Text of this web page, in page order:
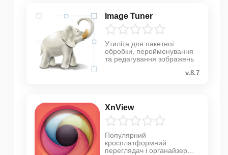
Image Tuner
Утиліта для пакетної
обробки, перейменування
та редагування зображень
v.8.7
XnView
Популярний
кросплатформний
переглядач і органайзер